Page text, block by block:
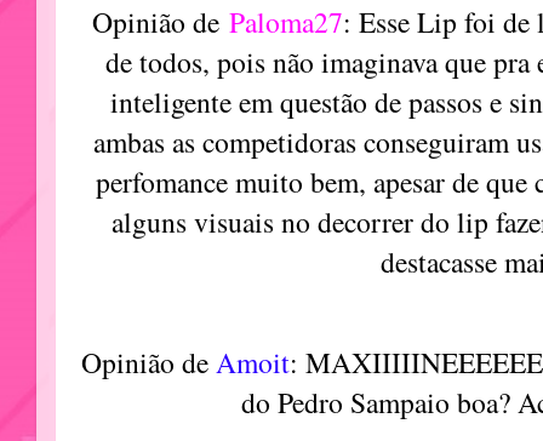
Opinião dePaloma27: Esse Lip foi
de todos, pois não imaginava que pra
inteligente em questão de passos e
ambas as competidoras conseguiram
perfomance muito bem, apesar de que
alguns visuais no decorrer do lip
destacasse
Opinião deAmoit:
do Pedro Sampaio boa?